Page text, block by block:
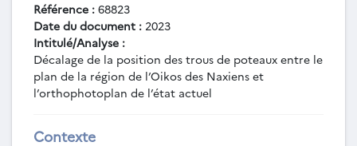
Référence : 68823
Date du document : 2023
Intitulé/Analyse :
Décalage de la position des trous de poteaux entre le
plan de la région de l’Oikos des Naxiens et
l’orthophotoplan de l’état actuel
Contexte